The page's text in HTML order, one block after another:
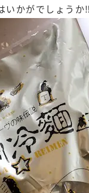
いかがでしょうか‼